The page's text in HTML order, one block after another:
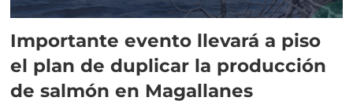
Importante evento llevará a piso
el plan de duplicar la producción
de salmón en Magallanes